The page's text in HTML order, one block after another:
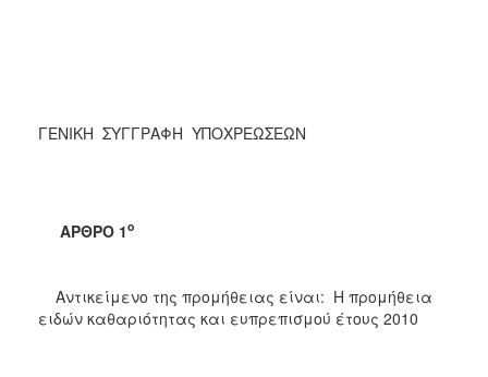
ΓΕΝΙΚΗ ΣΥΓΓΡΑΦΗ ΥΠΟΧΡΕΩΣΕΩΝ
ΑΡΘΡΟ 1ο
Αντικείμενο της προμήθειας είναι: Η προμήθεια
ειδών καθαριότητας και ευπρεπισμού έτους 2010